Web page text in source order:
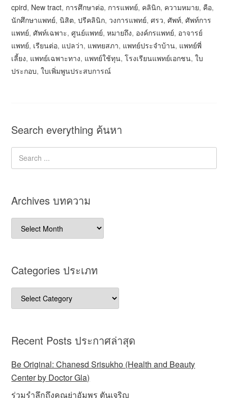
cpird, New tract, การศึกษาต่อ, การแพทย์, คลินิก, ความหมาย, คือ,
นักศึกษาแพทย์,นิสิต,ปรีคลินิก, วงการแพทย์,ศรว,ศัพท์,ศัพท์การ
แพทย์,ศัพท์เฉพาะ,ศูนย์แพทย์,หมายถึง, องค์กรแพทย์, อาจารย์
แพทย์, เรียนต่อ, แปลว่า, แพทยสภา, แพทย์ประจำบ้าน, แพทย์พี่
เลี้ยง, แพทย์เฉพาะทาง, แพทย์ใช้ทุน,โรงเรียนแพทย์เอกชน,ใบ
ประกอบ,ใบเพิ่มพูนประสบการณ์
Search everything ค้นหา
Archives บทความ
Archives
บทความ
Categories ประเภท
Categories
ประเภท
Recent Posts ประกาศล่าสุด
Be Original: Chanesd Srisukho (Health and Beauty
Center by Doctor Gla)
ร่วมรำลึกถึงคุณย่าอัมพร ตันเจริญ